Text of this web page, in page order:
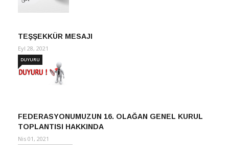
TEŞŞEKKÜR MESAJI
Eyl 28, 2021
FEDERASYONUMUZUN 16. OLAĞAN GENEL KURUL
TOPLANTISI HAKKINDA
DUYURU
Nis 01, 2021